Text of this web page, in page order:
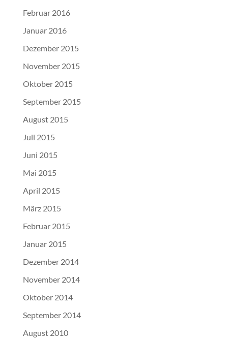
Februar 2016
Januar 2016
Dezember 2015
November 2015
Oktober 2015
September 2015
August 2015
Juli 2015
Juni 2015
Mai 2015
April 2015
März 2015
Februar 2015
Januar 2015
Dezember 2014
November 2014
Oktober 2014
September 2014
August 2010